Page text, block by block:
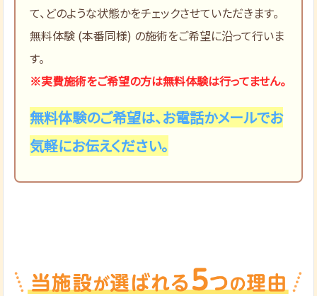
て、どのような状態かをチェックさせていただきます。
無料体験 (本番同様) の施術をご希望に沿って行いま
す。
※実費施術をご希望の方は無料体験は行ってません。
無料体験のご希望は、お電話かメールでお
気軽にお伝えください。